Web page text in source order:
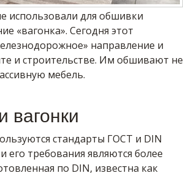
использовали для обшивки
«вагонка». Сегодня этот
направление и
и строительстве. Им обшивают не
мебель.
вагонки
стандарты ГОСТ и DIN
его требования являются более
по DIN, известна как